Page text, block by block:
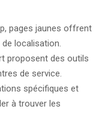
pages jaunes offrent
localisation.
proposent des outils
de service.
spécifiques et
à trouver les